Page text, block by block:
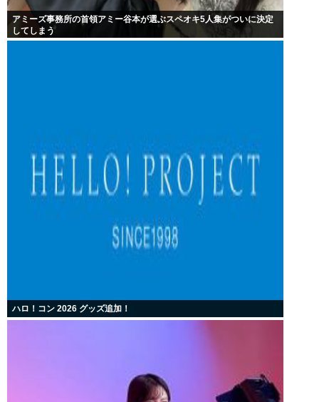
アミーズ事務所の首領アミー谷本が選ぶスペオキ5人集がついに決定
してしまう
ハロ！コン 2026 グッズ追加！